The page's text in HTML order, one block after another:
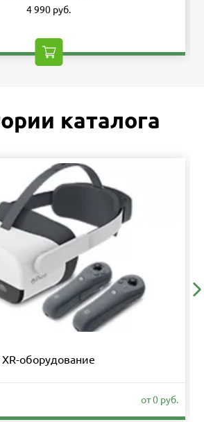
4 990 руб.
каталога
XR-оборудование
от 0 руб.